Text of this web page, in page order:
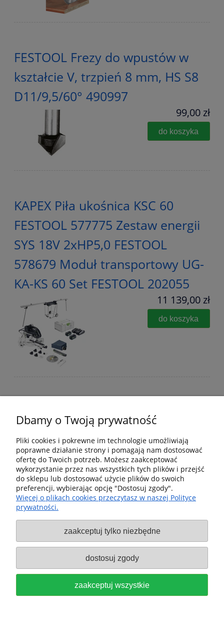
FESTOOL Frezy do wpustów w
kształcie V, trzpień 8 mm, HS S8
D11/9,5/60° 490997
99,00 zł
do koszyka
KAPEX Piła ukośnica KSC 60
FESTOOL 577775 Zestaw energii
SYS 18V 2xHP5,0 FESTOOL
578679 Moduł transportowy UG-
KA-KS 60 Set FESTOOL 202055
11 139,00 zł
do koszyka
Zestaw 2 Tarcz pilarskich i
brzeszczotów KSB-SORT/2 W/L
168x1,8 do TS 60, TSV 60, CSC
SYS 50 FESTOOL 578567
779,00 zł
FESTOOL Moduł transportowy
Dbamy o Twoją prywatność
Pliki cookies i pokrewne im technologie umożliwiają
poprawne działanie strony i pomagają nam dostosować
ofertę do Twoich potrzeb. Możesz zaakceptować
wykorzystanie przez nas wszystkich tych plików i przejść
do sklepu lub dostosować użycie plików do swoich
preferencji, wybierając opcję "Dostosuj zgody".
Więcej o plikach cookies przeczytasz w naszej Polityce
prywatności.
zaakceptuj tylko niezbędne
dostosuj zgody
zaakceptuj wszystkie